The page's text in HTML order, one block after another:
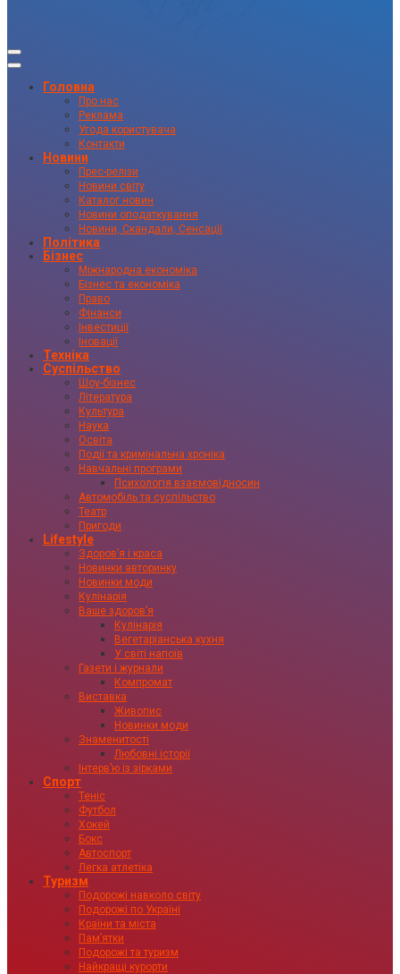
Головна
Про нас
Реклама
Угода користувача
Контакти
Новини
Прес-релізи
Новини світу
Каталог новин
Новини оподаткування
Новини, Скандали, Сенсації
Політика
Бізнес
Міжнародна економіка
Бізнес та економіка
Право
Фінанси
Інвестиції
Іновації
Техніка
Суспільство
Шоу-бізнес
Література
Культура
Наука
Освіта
Події та кримінальна хроніка
Навчальні програми
Психологія взаємовідносин
Автомобіль та суспільство
Театр
Пригоди
Lifestyle
Здоровʼя і краса
Новинки авторинку
Новинки моди
Кулінарія
Ваше здоровʼя
Кулінарія
Вегетаріанська кухня
У світі напоїв
Газети і журнали
Компромат
Виставка
Живопис
Новинки моди
Знаменитості
Любовні історії
Інтервʼю із зірками
Спорт
Теніс
Футбол
Хокей
Бокс
Автоспорт
Легка атлетіка
Туризм
Подорожі навколо світу
Подорожі по Україні
Країни та міста
Пам’ятки
Подорожі та туризм
Найкращі курорти